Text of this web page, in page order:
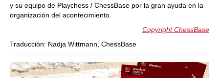
y su equipo de Playchess / ChessBase por la gran ayuda en la
organización del acontecimiento.
Copyright ChessBase
Traducción: Nadja Wittmann, ChessBase